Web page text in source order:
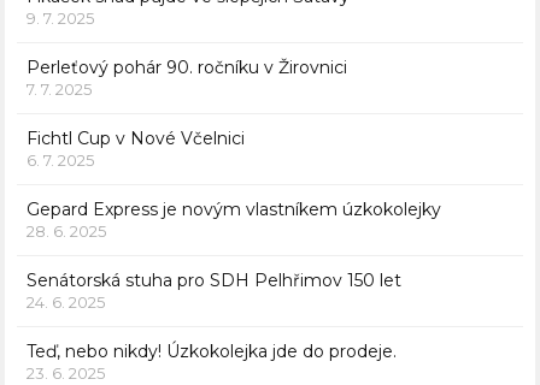
9. 7. 2025
Perleťový pohár 90. ročníku v Žirovnici
7. 7. 2025
Fichtl Cup v Nové Včelnici
6. 7. 2025
Gepard Express je novým vlastníkem úzkokolejky
28. 6. 2025
Senátorská stuha pro SDH Pelhřimov 150 let
24. 6. 2025
Teď, nebo nikdy! Úzkokolejka jde do prodeje.
23. 6. 2025